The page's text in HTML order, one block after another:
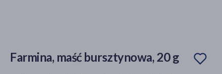
Farmina, maść bursztynowa, 20 g